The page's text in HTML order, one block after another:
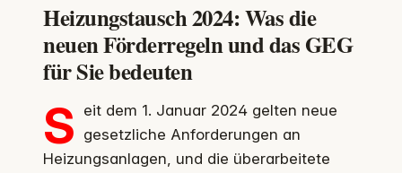
Heizungstausch 2024: Was die
neuen Förderregeln und das GEG
für Sie bedeuten
S eit dem 1. Januar 2024 gelten neue
gesetzliche Anforderungen an
Heizungsanlagen, und die überarbeitete